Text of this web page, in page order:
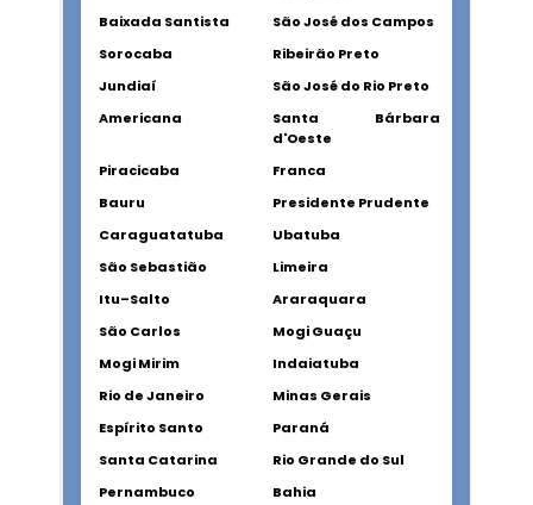
Baixada Santista
São José dos Campos
Sorocaba
Ribeirão Preto
Jundiaí
São José do Rio Preto
Americana
Santa Bárbara
d'Oeste
Piracicaba
Franca
Bauru
Presidente Prudente
Caraguatatuba
Ubatuba
São Sebastião
Limeira
Itu–Salto
Araraquara
São Carlos
Mogi Guaçu
Mogi Mirim
Indaiatuba
Rio de Janeiro
Minas Gerais
Espírito Santo
Paraná
Santa Catarina
Rio Grande do Sul
Pernambuco
Bahia